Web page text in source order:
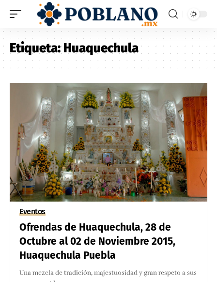
Etiqueta:Huaquechula
Eventos
Ofrendas de Huaquechula, 28 de
Octubre al 02 de Noviembre 2015,
Huaquechula Puebla
Una mezcla de tradición, majestuosidad y gran respeto a sus